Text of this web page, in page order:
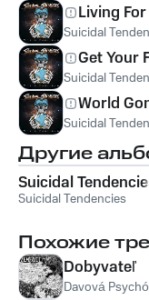
Living
Suicidal
Get Your
Suicidal
World
Suicidal
Другие
Suicidal Tendencies
Suicidal Tendencies
Похожие
Dobyvateľ
Davová